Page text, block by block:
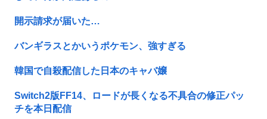
開示請求が届いた…
バンギラスとかいうポケモン、強すぎる
韓国で自殺配信した日本のキャバ嬢
Switch2版FF14、ロードが長くなる不具合の修正パッ
チを本日配信